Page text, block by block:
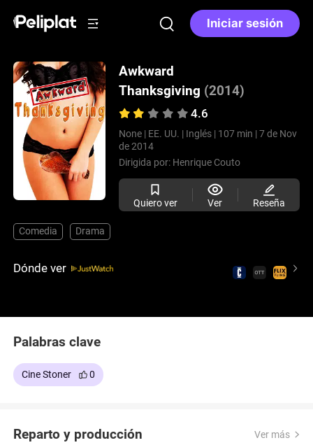
Iniciar sesión
Awkward
Thanksgiving (2014)
4.6
None | EE. UU. | Inglés | 107 min | 7 de Nov
de 2014
Dirigida por: Henrique Couto
Quiero ver Ver Reseña
Comedia Drama
Dónde ver
Palabras clave
Cine Stoner 0
Reparto y producción Ver más